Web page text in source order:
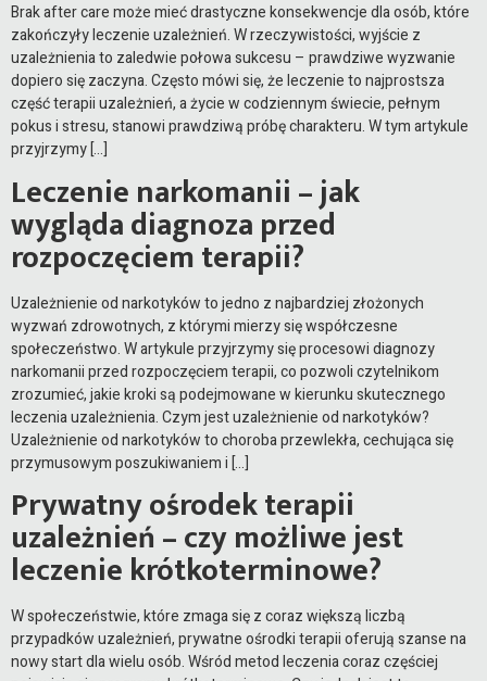
Brak after care może mieć drastyczne konsekwencje dla osób, które
zakończyły leczenie uzależnień. W rzeczywistości, wyjście z
uzależnienia to zaledwie połowa sukcesu – prawdziwe wyzwanie
dopiero się zaczyna. Często mówi się, że leczenie to najprostsza
część terapii uzależnień, a życie w codziennym świecie, pełnym
pokus i stresu, stanowi prawdziwą próbę charakteru. W tym artykule
przyjrzymy […]
Leczenie narkomanii – jak
wygląda diagnoza przed
rozpoczęciem terapii?
Uzależnienie od narkotyków to jedno z najbardziej złożonych
wyzwań zdrowotnych, z którymi mierzy się współczesne
społeczeństwo. W artykule przyjrzymy się procesowi diagnozy
narkomanii przed rozpoczęciem terapii, co pozwoli czytelnikom
zrozumieć, jakie kroki są podejmowane w kierunku skutecznego
leczenia uzależnienia. Czym jest uzależnienie od narkotyków?
Uzależnienie od narkotyków to choroba przewlekła, cechująca się
przymusowym poszukiwaniem i […]
Prywatny ośrodek terapii
uzależnień – czy możliwe jest
leczenie krótkoterminowe?
W społeczeństwie, które zmaga się z coraz większą liczbą
przypadków uzależnień, prywatne ośrodki terapii oferują szanse na
nowy start dla wielu osób. Wśród metod leczenia coraz częściej